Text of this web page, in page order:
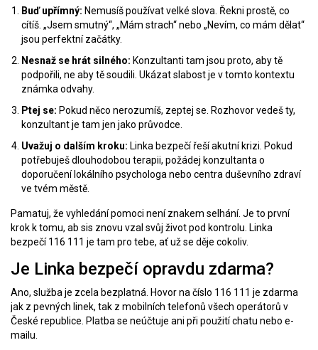
Buď upřímný: Nemusíš používat velké slova. Řekni prostě, co
cítíš. „Jsem smutný“, „Mám strach“ nebo „Nevím, co mám dělat“
jsou perfektní začátky.
Nesnaž se hrát silného: Konzultanti tam jsou proto, aby tě
podpořili, ne aby tě soudili. Ukázat slabost je v tomto kontextu
známka odvahy.
Ptej se: Pokud něco nerozumíš, zeptej se. Rozhovor vedeš ty,
konzultant je tam jen jako průvodce.
Uvažuj o dalším kroku: Linka bezpečí řeší akutní krizi. Pokud
potřebuješ dlouhodobou terapii, požádej konzultanta o
doporučení lokálního psychologa nebo centra duševního zdraví
ve tvém městě.
Pamatuj, že vyhledání pomoci není znakem selhání. Je to první
krok k tomu, ab sis znovu vzal svůj život pod kontrolu. Linka
bezpečí 116 111 je tam pro tebe, ať už se děje cokoliv.
Je Linka bezpečí opravdu zdarma?
Ano, služba je zcela bezplatná. Hovor na číslo 116 111 je zdarma
jak z pevných linek, tak z mobilních telefonů všech operátorů v
České republice. Platba se neúčtuje ani při použití chatu nebo e-
mailu.